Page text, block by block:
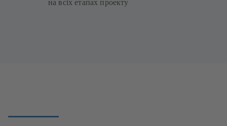
на всіх етапах проекту